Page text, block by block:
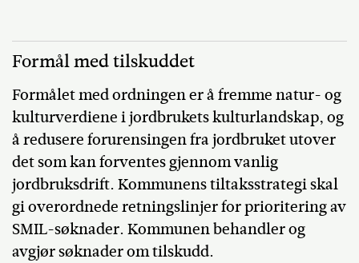
Formål med tilskuddet
Formålet med ordningen er å fremme natur- og
kulturverdiene i jordbrukets kulturlandskap, og
å redusere forurensingen fra jordbruket utover
det som kan forventes gjennom vanlig
jordbruksdrift. Kommunens tiltaksstrategi skal
gi overordnede retningslinjer for prioritering av
SMIL-søknader. Kommunen behandler og
avgjør søknader om tilskudd.